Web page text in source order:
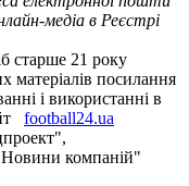
медіа в Реєстрі
старше 21 року
матеріалів посилання
і використанні в
football24.ua
компаній"